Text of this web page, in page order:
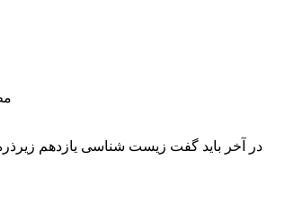
–
در آخر باید گفت زیست شناسی یازدهم